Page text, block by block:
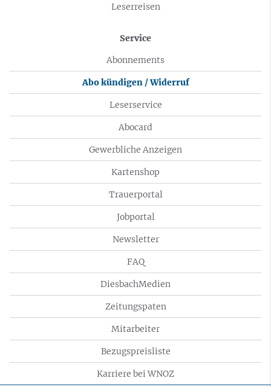
Leserreisen
Service
Abonnements
Abo kündigen / Widerruf
Leserservice
Abocard
Gewerbliche Anzeigen
Kartenshop
Trauerportal
Jobportal
Newsletter
FAQ
DiesbachMedien
Zeitungspaten
Mitarbeiter
Bezugspreisliste
Karriere bei WNOZ